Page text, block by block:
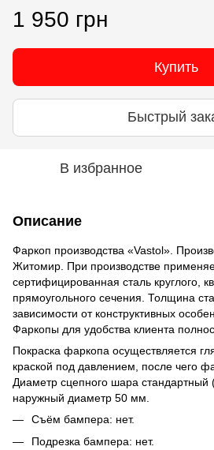
1 950 грн
Купить
Быстрый
В избранное
Описание
Фаркоп производства «Vastol».
Житомир. При производстве
сертифицированная сталь круглого,
прямоугольного сечения. Толщина
зависимости от конструктивных
Фаркопы для удобства клиента
Покраска фаркопа осуществляется
краской под давлением, после чего
Диаметр сцепного шара стандартный
наружный диаметр 50 мм.
Съём бампера: нет.
Подрезка бампера: нет.